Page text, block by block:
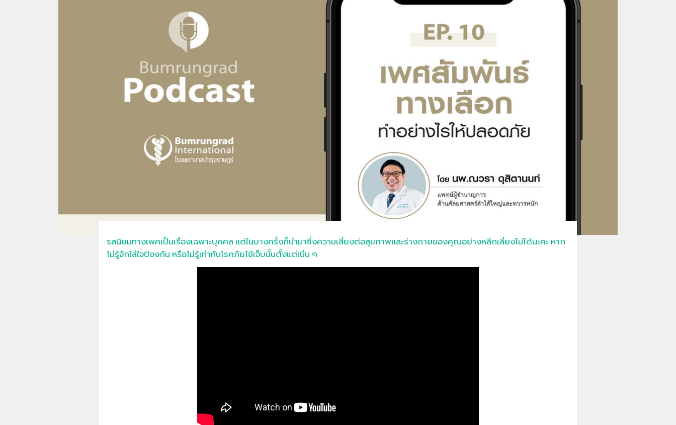
รสนิยมทางเพศเป็นเรื่องเฉพาะบุคคล แต่ในบางครั้งก็นำมาซึ่งความเสี่ยงต่อสุขภาพและร่างกายของคุณอย่างหลีกเลี่ยงไม่ได้นะคะ หาก
ไม่รู้จักใส่ใจป้องกัน หรือไม่รู้เท่าทันโรคภัยไข้เจ็บนั้นตั้งแต่เนิ่น ๆ